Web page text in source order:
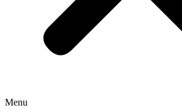
Menu